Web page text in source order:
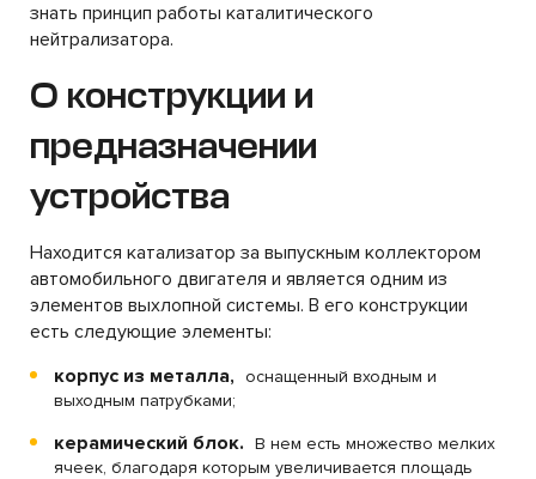
знать принцип работы каталитического
нейтрализатора.
О конструкции и
предназначении
устройства
Находится катализатор за выпускным коллектором
автомобильного двигателя и является одним из
элементов выхлопной системы. В его конструкции
есть следующие элементы:
корпус из металла,
оснащенный входным и
выходным патрубками;
керамический блок. В нем есть множество мелких
ячеек, благодаря которым увеличивается площадь